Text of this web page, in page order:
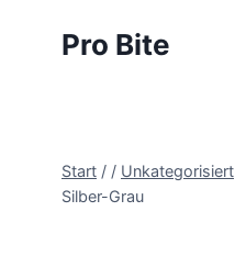
Pro Bite
Start / / Unkategorisiert
Silber-Grau